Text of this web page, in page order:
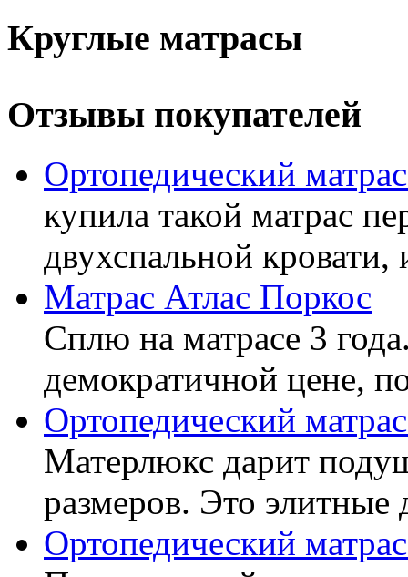
Круглые матрасы
Отзывы покупателей
Ортопедический
купила такой матрас
двухспальной
Матрас Атлас Поркос
Сплю на матрасе 3
демократичной цене,
Ортопедический
Матерлюкс дарит
размеров. Это элитные
Ортопедический